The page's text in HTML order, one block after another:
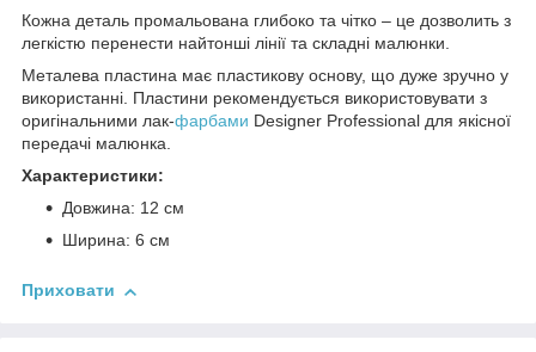
Кожна деталь промальована глибоко та чітко – це дозволить з
легкістю перенести найтонші лінії та складні малюнки.
Металева пластина має пластикову основу, що дуже зручно у
використанні. Пластини рекомендується використовувати з
оригінальними лак-фарбами Designer Professional для якісної
передачі малюнка.
Характеристики:
Довжина: 12 см
Ширина: 6 см
Приховати